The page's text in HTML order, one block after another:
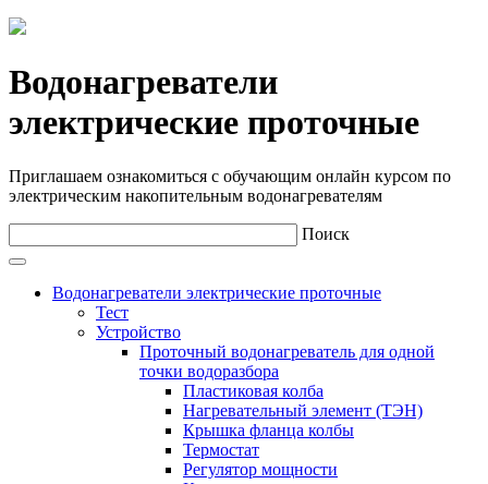
Водонагреватели
электрические проточные
Приглашаем ознакомиться с обучающим онлайн курсом по
электрическим накопительным водонагревателям
Поиск
Водонагреватели электрические проточные
Тест
Устройство
Проточный водонагреватель для одной
точки водоразбора
Пластиковая колба
Нагревательный элемент (ТЭН)
Крышка фланца колбы
Термостат
Регулятор мощности